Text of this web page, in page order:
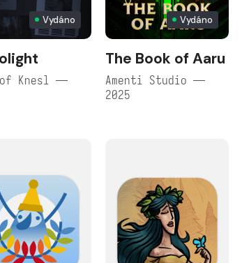
Vydáno
Knesl —
Vydáno
The Book of Aaru
Amenti Studio —
2025